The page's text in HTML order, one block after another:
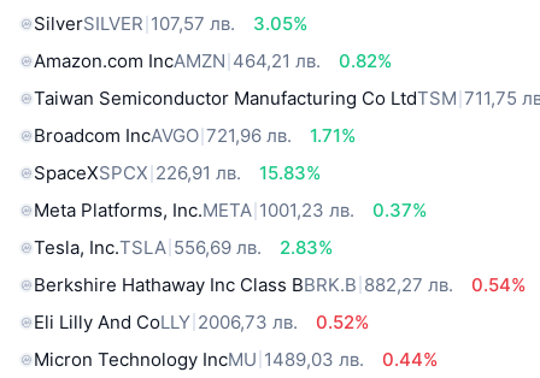
SilverSILVER 107,57 лв.
3.05%
Amazon.com IncAMZN 464,21 лв.
0.82%
Taiwan Semiconductor Manufacturing Co LtdTSM 711,75
Broadcom IncAVGO 721,96 лв.
1.71%
SpaceXSPCX 226,91 лв.
15.83%
Meta Platforms, Inc.META 1001,23 лв.
0.37%
Tesla, Inc.TSLA 556,69 лв.
2.83%
Berkshire Hathaway Inc Class BBRK.B 882,27 лв.
0.54%
Eli Lilly And CoLLY 2006,73 лв.
0.52%
Micron Technology IncMU 1489,03 лв.
0.44%